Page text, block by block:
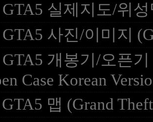
GTA5 실제지도/위성
GTA5 사진/이미지
GTA5 개봉기/오픈
Case Korean
GTA5 맵 (Grand